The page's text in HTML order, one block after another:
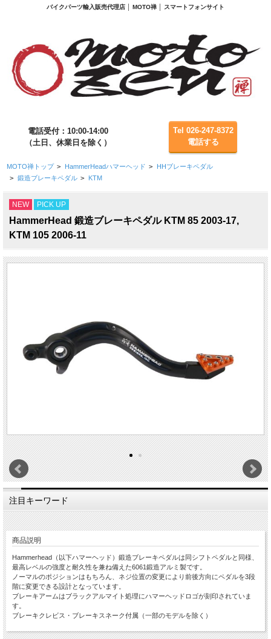
バイクパーツ輸入販売代理店 │ MOTO禅 │ スマートフォンサイト
電話受付：10:00-14:00
（土日、休業日を除く）
Tel 026-247-8372
電話する
MOTO禅トップ > HammerHeadハマーヘッド > HHブレーキペダル
> 鍛造ブレーキペダル > KTM
NEW PICK UP
HammerHead 鍛造ブレーキペダル KTM 85 2003-17,
KTM 105 2006-11
注目キーワード
商品説明
Hammerhead（以下ハマーヘッド）鍛造ブレーキペダルは同シフトペダルと同様、
最高レベルの強度と耐久性を兼ね備えた6061鍛造アルミ製です。
ノーマルのポジションはもちろん、ネジ位置の変更により前後方向にペダルを3段
階に変更できる設計となっています。
ブレーキアームはブラックアルマイト処理にハマーヘッドロゴが刻印されていま
す。
ブレーキクレビス・ブレーキスネーク付属（一部のモデルを除く）
全てのティップ（チタンを除く）は6061アルミを削り出しにて製作の上、高強度